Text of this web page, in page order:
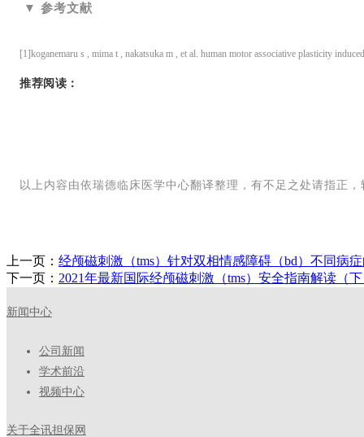
▼ 参考文献
[1]koganemaru s , mima t , nakatsuka m , et al. human motor associative plasticity
推荐阅读：
以上内容由依瑞德临床医学中心翻译整理，有不足之处请指正
上一页： 经颅磁刺激（tms）针对双相情感障碍（bd）不同病
下一页： 2021年最新国际经颅磁刺激（tms）安全指南解读（
新闻中心
公司新闻
学术前沿
视频中心
关于全讯担保网